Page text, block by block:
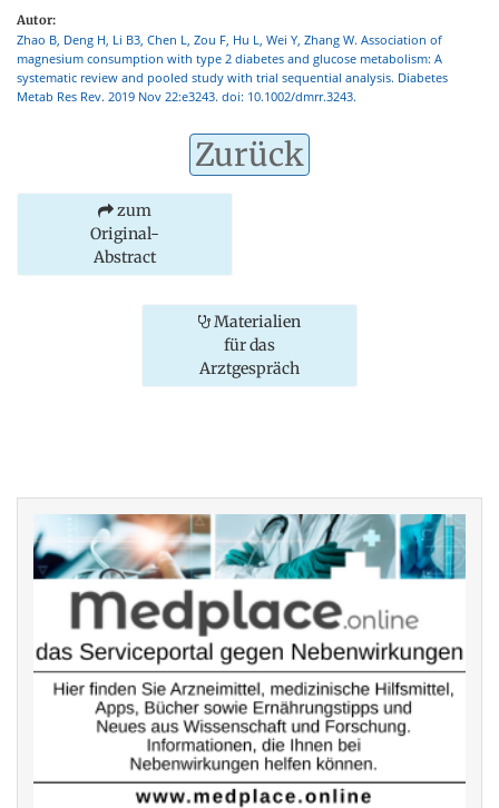
Autor:
Zhao B, Deng H, Li B3, Chen L, Zou F, Hu L, Wei Y, Zhang W. Association of
magnesium consumption with type 2 diabetes and glucose metabolism: A
systematic review and pooled study with trial sequential analysis. Diabetes
Metab Res Rev. 2019 Nov 22:e3243. doi: 10.1002/dmrr.3243.
Zurück
zum
Original-
Abstract
Materialien
für das
Arztgespräch